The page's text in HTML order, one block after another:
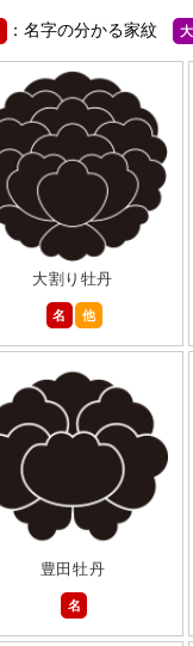
：名字の分かる家紋 大
大割り牡丹
名
他
豊田牡丹
名